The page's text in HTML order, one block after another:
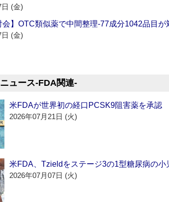
(金)
会】OTC類似薬で中間整理‐77成分1042品目が
(金)
ュース‐FDA関連‐
米FDAが世界初の経口PCSK9阻害薬を承認
2026年07月21日 (火)
米FDA、Tzieldをステージ3の1型糖尿病の小
2026年07月07日 (火)